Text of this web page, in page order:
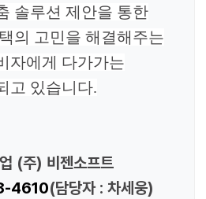
솔루션 제안을 통한
의 고민을 해결해주는
자에게 다가가는
고 있습니다.
(주) 비젠소프트
4610(담당자 : 차세웅)